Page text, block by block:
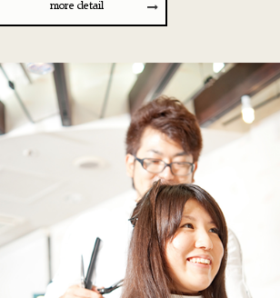
more detail